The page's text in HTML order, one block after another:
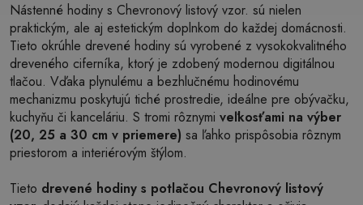
Nástenné hodiny s Chevronový listový vzor. sú nielen
praktickým, ale aj estetickým doplnkom do každej domácnosti.
Tieto okrúhle drevené hodiny sú vyrobené z vysokokvalitného
dreveného ciferníka, ktorý je zdobený modernou digitálnou
tlačou. Vďaka plynulému a bezhlučnému hodinovému
mechanizmu poskytujú tiché prostredie, ideálne pre obývačku,
kuchyňu či kanceláriu. S tromi rôznymi veľkosťami na výber
(20, 25 a 30 cm v priemere) sa ľahko prispôsobia rôznym
priestorom a interiérovým štýlom.
Tieto drevené hodiny s potlačou Chevronový listový